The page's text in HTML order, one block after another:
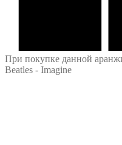
При покупке данной
Beatles - Imagine